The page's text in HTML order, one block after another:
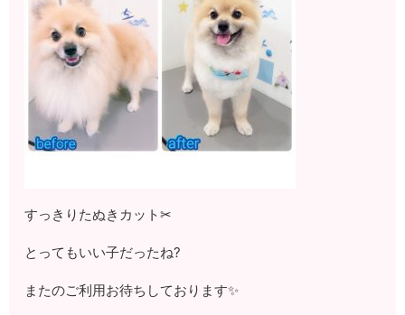
すっきりたぬきカット✂
とってもいい子だったね?
またのご利用お待ちしております✨